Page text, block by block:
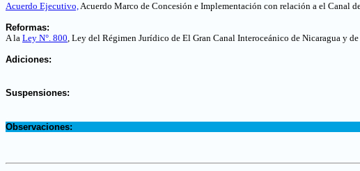
Acuerdo Ejecutivo,Acuerdo Marco de Concesión e Implementación con relación a el Canal
Reformas:
A la Ley N°. 800, Ley del Régimen Jurídico de El Gran Canal Interoceánico de Nicaragua y
Adiciones:
Suspensiones:
Observaciones: